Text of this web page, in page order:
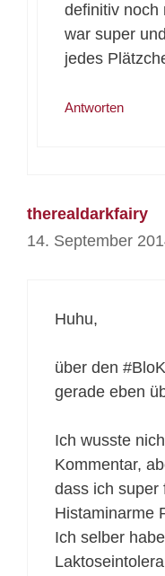
definitiv noch
war super
jedes
Antworten
therealdarkfairy
14. September
Huhu,
über den
gerade eben
Ich wusste
Kommentar,
dass ich super
Histaminarme
Ich selber